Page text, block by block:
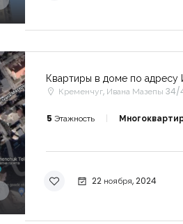
Квартиры в доме по
Кременчуг, Ивана Мазепы 34/
5 Этажность
22 ноября, 2024